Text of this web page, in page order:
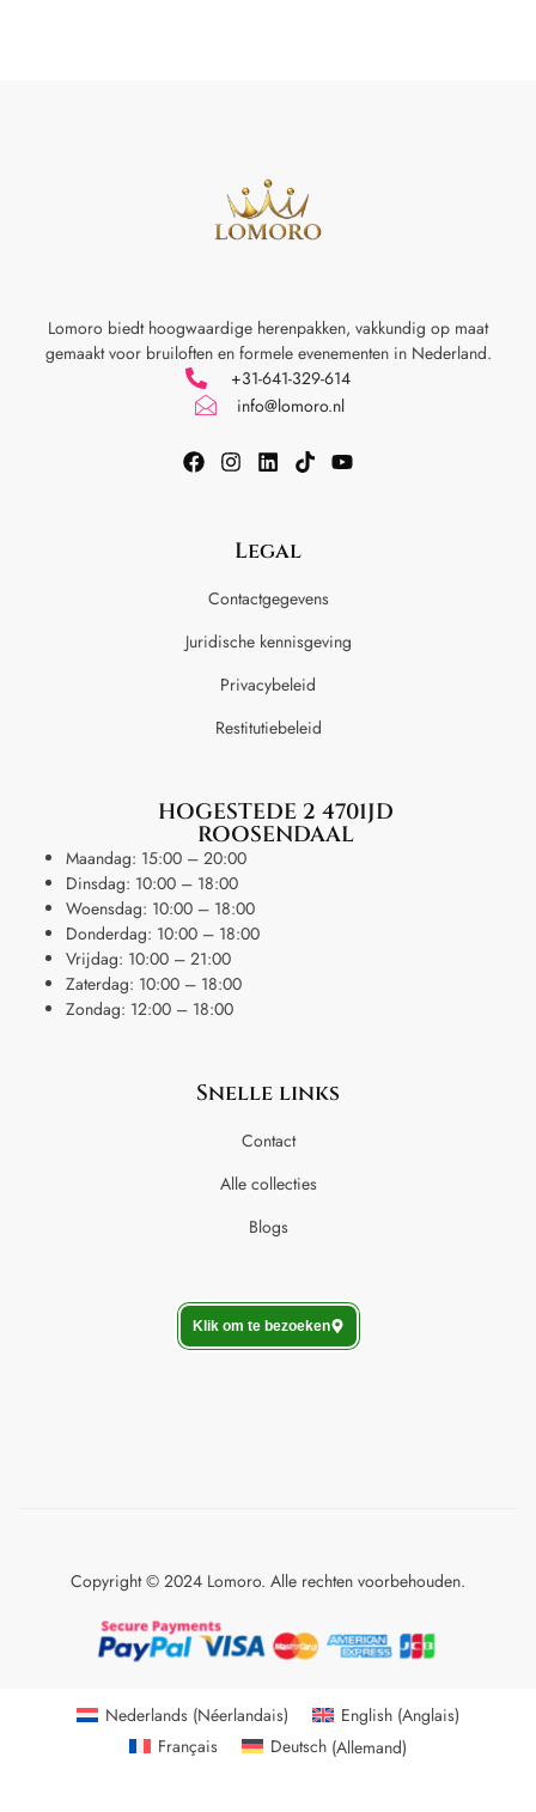
Lomoro biedt hoogwaardige herenpakken, vakkundig op maat
gemaakt voor bruiloften en formele evenementen in Nederland.
+31-641-329-614
info@lomoro.nl
Legal
Contactgegevens
Juridische kennisgeving
Privacybeleid
Restitutiebeleid
HOGESTEDE 2 4701JD
ROOSENDAAL
Maandag: 15:00 – 20:00
Dinsdag: 10:00 – 18:00
Woensdag: 10:00 – 18:00
Donderdag: 10:00 – 18:00
Vrijdag: 10:00 – 21:00
Zaterdag: 10:00 – 18:00
Zondag: 12:00 – 18:00
Snelle links
Contact
Alle collecties
Blogs
Klik om te bezoeken
Copyright © 2024 Lomoro. Alle rechten voorbehouden.
Nederlands (Néerlandais) English(Anglais)
Français
Deutsch(Allemand)